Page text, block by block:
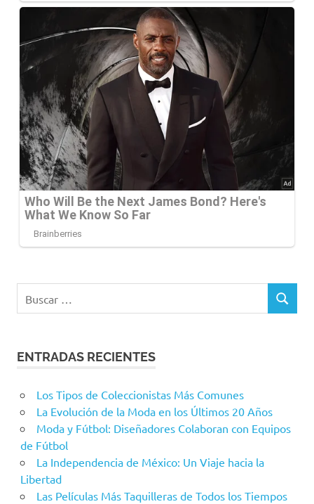
BUSCAR
ENTRADAS RECIENTES
Los Tipos de Coleccionistas Más Comunes
La Evolución de la Moda en los Últimos 20 Años
Moda y Fútbol: Diseñadores Colaboran con Equipos
de Fútbol
La Independencia de México: Un Viaje hacia la
Libertad
Las Películas Más Taquilleras de Todos los Tiempos